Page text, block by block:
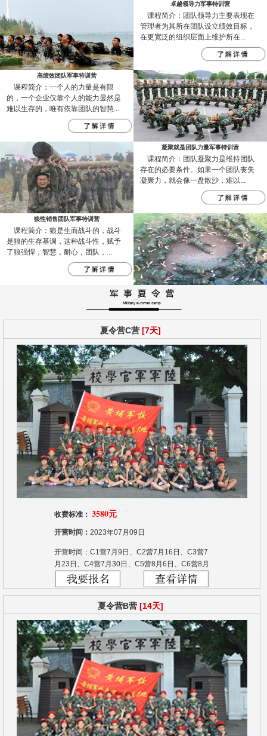
卓越领导力军事特训营
课程简介：团队领导力主要表现在
管理者为其所在团队设立绩效目标，
在更宽泛的组织层面上维护所在...
高绩效团队军事特训营
课程简介：一个人的力量是有限
的，一个企业仅靠个人的能力显然是
难以生存的，唯有依靠团队的智慧...
凝聚就是团队力量军事特训营
课程简介：团队凝聚力是维持团队
存在的必要条件。如果一个团队丧失
凝聚力，就会像一盘散沙，难以...
狼性销售团队军事特训营
课程简介：狼是生而战斗的，战斗
是狼的生存基调，这种战斗性，赋予
了狼强悍，智慧，耐心，团队，...
夏令营C营[7天]
收费标准： 3580元
开营时间：2023年07月09日
开营时间：C1营7月9日、C2营7月16日、C3营7
月23日、C4营7月30日、C5营8月6日、C6营8月
13日、C7营8月20日
夏令营B营[14天]